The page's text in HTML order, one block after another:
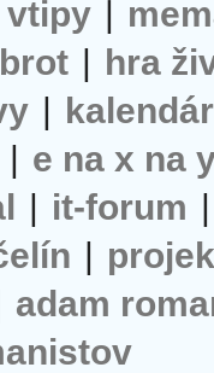
vtipy |
| hra
| kalendár
| e na x na
| it-forum |
|
adam